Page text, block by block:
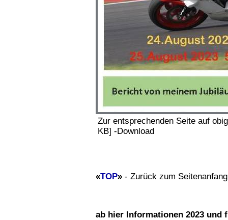
Zur entsprechenden Seite auf
KB] -Download
«TOP» - Zurück zum Seitenanfang
ab hier Informationen 2023 und